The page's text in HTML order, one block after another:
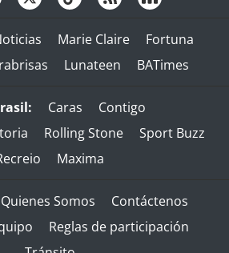
Marie Claire
Fortuna
Lunateen BATimes
Caras
Contigo
Rolling Stone
Sport Buzz
Maxima
Quienes Somos
Contáctenos
Reglas de participación